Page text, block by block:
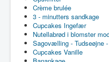
Crème brulée
3 - minutters sandkage
Cupcakes Ingefær
Nutellabrød i blomster
Sagovælling - Tudseøjne
Cupcakes Vanille